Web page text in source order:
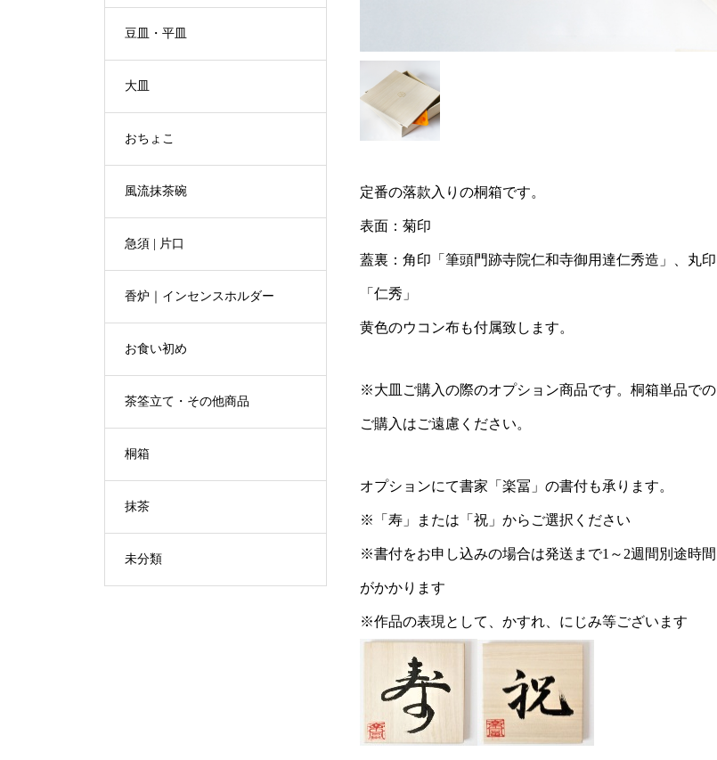
定番の落款入りの桐箱です。
表面：菊印
蓋裏：角印「筆頭門跡寺院仁和寺御用達仁秀造」、丸印
「仁秀」
黄色のウコン布も付属致します。
※大皿ご購入の際のオプション商品です。桐箱単品での
ご購入はご遠慮ください。
オプションにて書家「楽冨」の書付も承ります。
※「寿」または「祝」からご選択ください
※書付をお申し込みの場合は発送まで1～2週間別途時間
がかかります
※作品の表現として、かすれ、にじみ等ございます
豆皿・平皿
大皿
おちょこ
風流抹茶碗
急須 | 片口
香炉｜インセンスホルダー
お食い初め
茶筌立て・その他商品
桐箱
抹茶
未分類